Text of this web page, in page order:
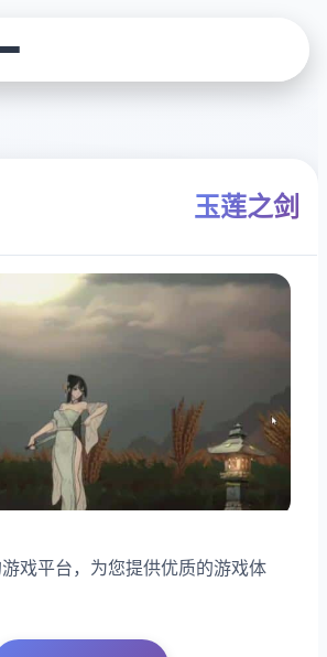
玉莲之剑
戏平台，为您提供优质的游戏体